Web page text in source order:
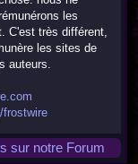
les
C'est très différent,
les sites de
auteurs.
frostwire
sur notre Forum